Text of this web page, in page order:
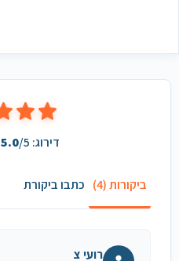
דירוג: 5.0/5 (
ביקורות (4) כתבו ביקורת
רועי צ